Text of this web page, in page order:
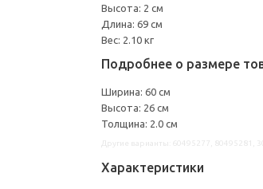
Высота: 2 см
Длина: 69 см
Вес: 2.10 кг
Подробнее о размере
Ширина: 60 см
Высота: 26 см
Толщина: 2.0 см
Характеристики